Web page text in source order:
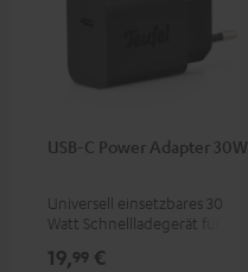
USB-C Power Adapter 30W
Universell einsetzbares 30
Watt Schnellladegerät für
Apple iPhones, Android
19,99 €